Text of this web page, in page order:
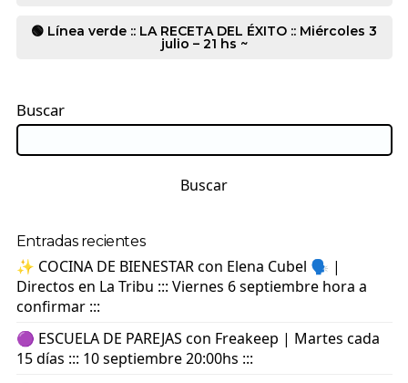
🟢 Línea verde :: LA RECETA DEL ÉXITO :: Miércoles 3
julio – 21 hs ~
Buscar
Buscar
Entradas recientes
✨ COCINA DE BIENESTAR con Elena Cubel 🗣️ |
Directos en La Tribu ::: Viernes 6 septiembre hora a
confirmar :::
🟣 ESCUELA DE PAREJAS con Freakeep | Martes cada
15 días ::: 10 septiembre 20:00hs :::